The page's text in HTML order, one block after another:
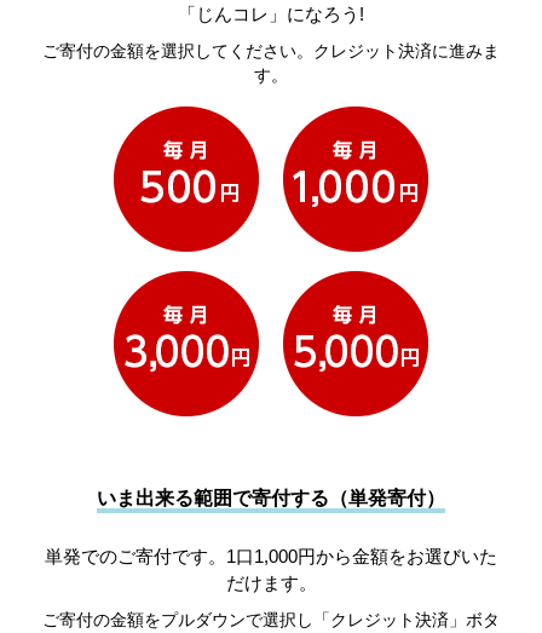
「じんコレ」になろう!
ご寄付の金額を選択してください。クレジット決済に進みま
す。
いま出来る範囲で寄付する（単発寄付）
単発でのご寄付です。1口1,000円から金額をお選びいた
だけます。
ご寄付の金額をプルダウンで選択し「クレジット決済」ボタ